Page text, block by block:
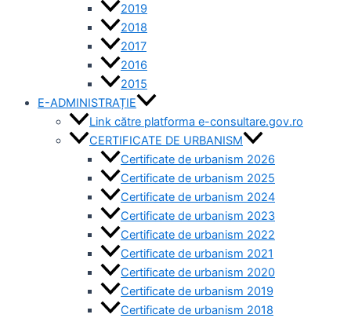
2019
2018
2017
2016
2015
E-ADMINISTRAȚIE
Link către platforma e-consultare.gov.ro
CERTIFICATE DE URBANISM
Certificate de urbanism 2026
Certificate de urbanism 2025
Certificate de urbanism 2024
Certificate de urbanism 2023
Certificate de urbanism 2022
Certificate de urbanism 2021
Certificate de urbanism 2020
Certificate de urbanism 2019
Certificate de urbanism 2018